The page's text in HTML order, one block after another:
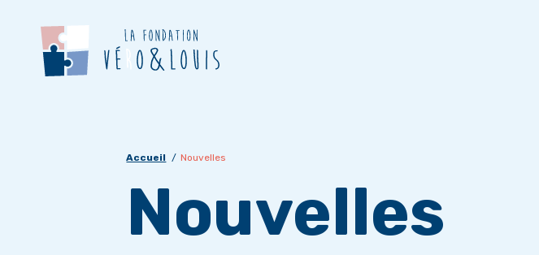
Accueil Nouvelles
Nouvelles